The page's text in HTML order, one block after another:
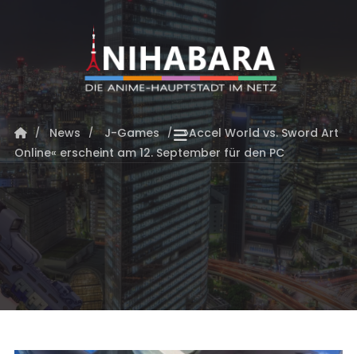
News J-Games
»Accel World vs. Sword Art
Online« erscheint am 12. September für den PC